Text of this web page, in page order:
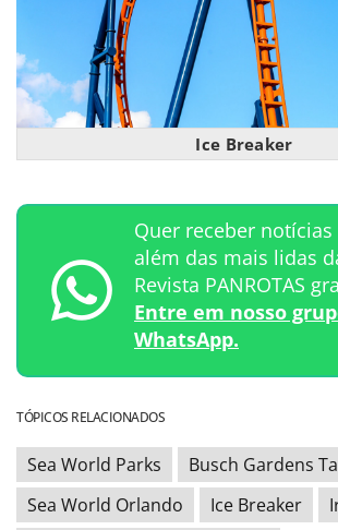
Ice Breaker
Quer receber
além das mais lidas
Revista PANROTAS
Entre em nosso
WhatsApp.
TÓPICOS RELACIONADOS
Sea World Parks
Busch Gardens
Sea World Orlando
Ice Breaker